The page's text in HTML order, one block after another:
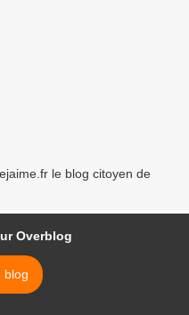
le blog citoyen de
Overblog
blog